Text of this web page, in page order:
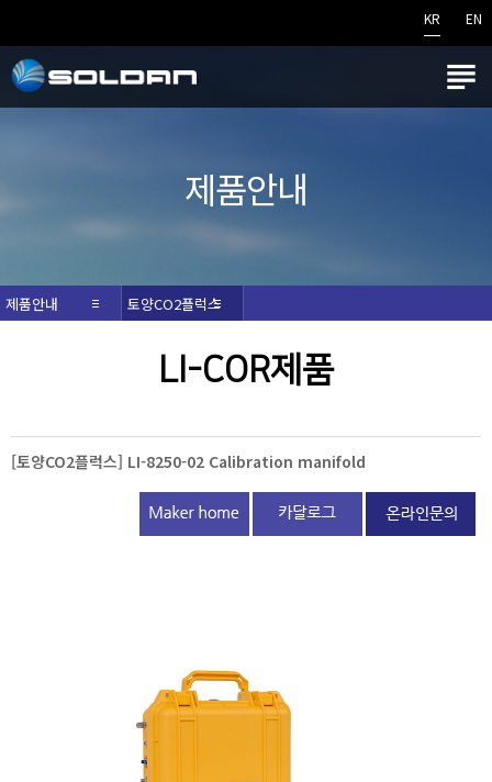
KR EN

제품안내
제품안내 토양CO2플럭스
LI-COR제품
[토양CO2플럭스] LI-8250-02 Calibration manifold